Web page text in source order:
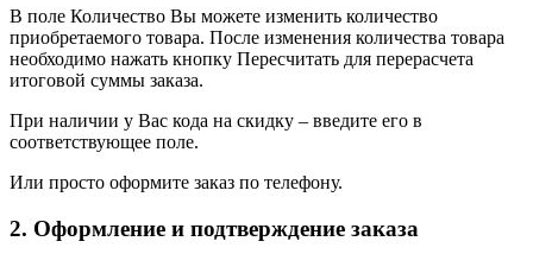
В поле Количество Вы можете изменить количество
приобретаемого товара. После изменения количества товара
необходимо нажать кнопку Пересчитать для перерасчета
итоговой суммы заказа.
При наличии у Вас кода на скидку – введите его в
соответствующее поле.
Или просто оформите заказ по телефону.
2. Оформление и подтверждение заказа